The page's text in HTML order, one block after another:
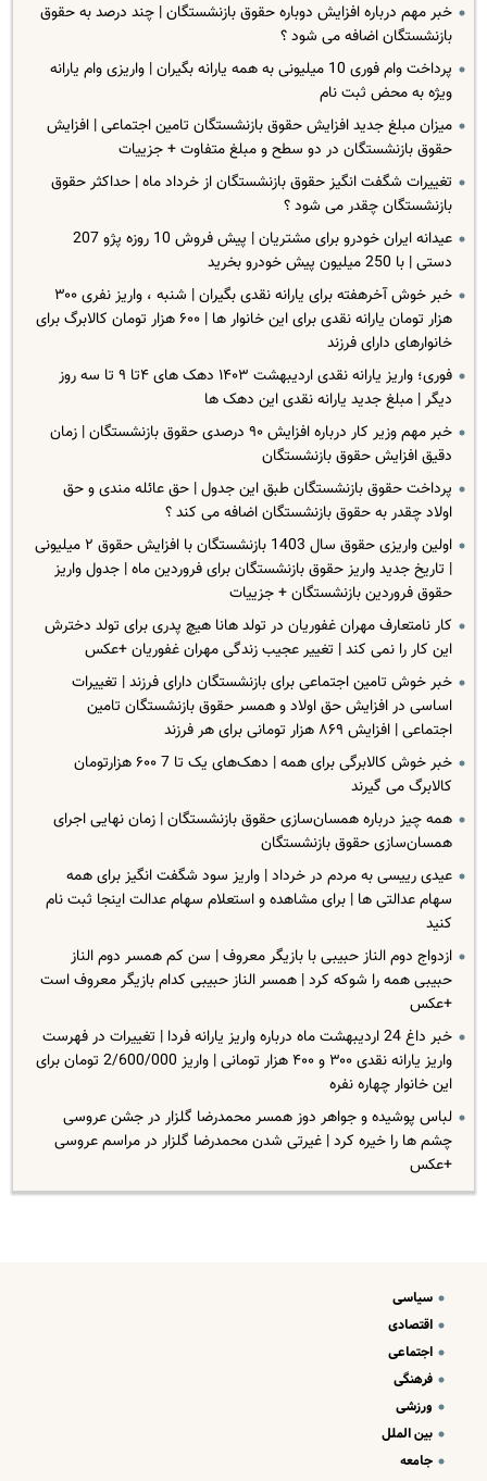
خبر مهم درباره افزایش دوباره حقوق بازنشستگان | چند درصد به حقوق
بازنشستگان اضافه می شود ؟
پرداخت وام فوری 10 میلیونی به همه یارانه بگیران | واریزی وام یارانه
ویژه به محض ثبت نام
میزان مبلغ جدید افزایش حقوق بازنشستگان تامین اجتماعی | افزایش
حقوق بازنشستگان در دو سطح و مبلغ متفاوت + جزییات
تغییرات شگفت انگیز حقوق بازنشستگان از خرداد ماه | حداکثر حقوق
بازنشستگان چقدر می شود ؟
عیدانه ایران خودرو برای مشتریان | پیش فروش 10 روزه پژو 207
دستی | با 250 میلیون پیش خودرو بخرید
خبر خوش آخرهفته برای یارانه نقدی بگیران | شنبه ، واریز نفری ۳۰۰
هزار تومان یارانه نقدی برای این خانوار ها | ۶۰۰ هزار تومان کالابرگ برای
خانوارهای دارای فرزند
فوری؛ واریز یارانه نقدی اردیبهشت ۱۴۰۳ دهک های ۴تا ۹ تا سه روز
دیگر | مبلغ جدید یارانه نقدی این دهک ها
خبر مهم وزیر کار درباره افزایش ۹۰ درصدی حقوق بازنشستگان | زمان
دقیق افزایش حقوق بازنشستگان
پرداخت حقوق بازنشستگان طبق این جدول | حق عائله مندی و حق
اولاد چقدر به حقوق بازنشستگان اضافه می کند ؟
اولین واریزی حقوق سال 1403 بازنشستگان با افزایش حقوق ۲ میلیونی
| تاریخ جدید واریز حقوق بازنشستگان برای فروردین ماه | جدول واریز
حقوق فروردین بازنشستگان + جزییات
کار نامتعارف مهران غفوریان در تولد هانا هیچ پدری برای تولد دخترش
این کار را نمی کند | تغییر عجیب زندگی مهران غفوریان +عکس
خبر خوش تامین اجتماعی برای بازنشستگان دارای فرزند | تغییرات
اساسی در افزایش حق اولاد و همسر حقوق بازنشستگان تامین
اجتماعی | افزایش ۸۶۹ هزار تومانی برای هر فرزند
خبر خوش کالابرگی برای همه | دهک‌های یک تا 7 ۶۰۰ هزارتومان
کالابرگ می گیرند
همه چیز درباره همسان‌سازی حقوق بازنشستگان | زمان نهایی اجرای
همسان‌سازی حقوق بازنشستگان
عیدی رییسی به مردم در خرداد | واریز سود شگفت انگیز برای همه
سهام عدالتی ها | برای مشاهده و استعلام سهام عدالت اینجا ثبت نام
کنید
ازدواج دوم الناز حبیبی با بازیگر معروف | سن کم همسر دوم الناز
حبیبی همه را شوکه کرد | همسر الناز حبیبی کدام بازیگر معروف است
+عکس
خبر داغ 24 اردیبهشت ماه درباره واریز یارانه فردا | تغییرات در فهرست
واریز یارانه نقدی ۳۰۰ و ۴۰۰ هزار تومانی | واریز 2/600/000 تومان برای
این خانوار چهاره نفره
لباس پوشیده و جواهر دوز همسر محمدرضا گلزار در جشن عروسی
چشم ها را خیره کرد | غیرتی شدن محمدرضا گلزار در مراسم عروسی
+عکس
سیاسی
اقتصادی
اجتماعی
فرهنگی
ورزشی
بین الملل
جامعه